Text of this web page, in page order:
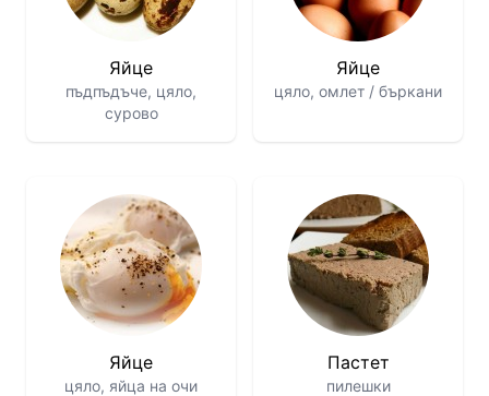
Яйце
пъдпъдъче, цяло,
сурово
Яйце
цяло, омлет / бъркани
Яйце
цяло, яйца на очи
Пастет
пилешки